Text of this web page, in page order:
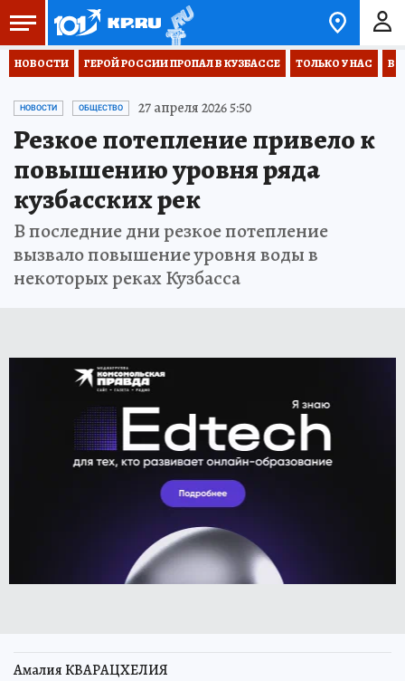
НОВОСТИ ГЕРОЙ РОССИИ ПРОПАЛ В КУЗБАССЕ ТОЛЬКО У НАС
НОВОСТИ ОБЩЕСТВО 27 апреля 2026 5:50
Резкое потепление привело к
повышению уровня ряда
кузбасских рек
В последние дни резкое потепление
вызвало повышение уровня воды в
некоторых реках Кузбасса
Амалия КВАРАЦХЕЛИЯ